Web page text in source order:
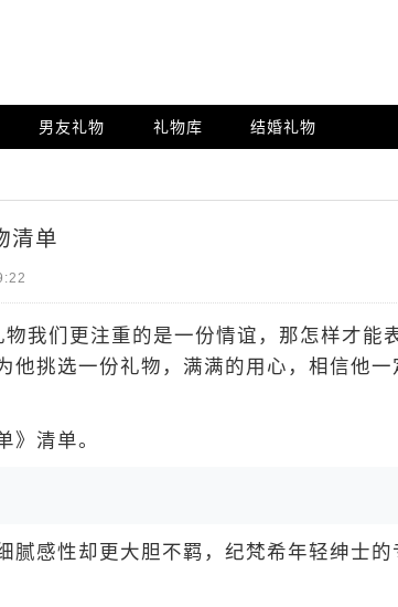
男友礼物 礼物库 结婚礼物
清单
我们更注重的是一份情谊，那怎样才能
他挑选一份礼物，满满的用心，相信他一
清单。
感性却更大胆不羁，纪梵希年轻绅士的